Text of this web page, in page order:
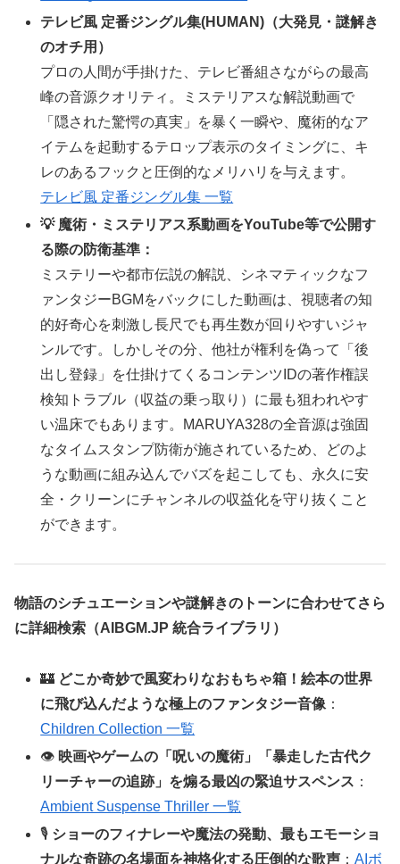
テレビ風 定番ジングル集(HUMAN)（大発見・謎解き
のオチ用）
プロの人間が手掛けた、テレビ番組さながらの最高
峰の音源クオリティ。ミステリアスな解説動画で
「隠された驚愕の真実」を暴く一瞬や、魔術的なア
イテムを起動するテロップ表示のタイミングに、キ
レのあるフックと圧倒的なメリハリを与えます。
テレビ風 定番ジングル集 一覧
💡 魔術・ミステリアス系動画をYouTube等で公開す
る際の防衛基準：
ミステリーや都市伝説の解説、シネマティックなフ
ァンタジーBGMをバックにした動画は、視聴者の知
的好奇心を刺激し長尺でも再生数が回りやすいジャ
ンルです。しかしその分、他社が権利を偽って「後
出し登録」を仕掛けてくるコンテンツIDの著作権誤
検知トラブル（収益の乗っ取り）に最も狙われやす
い温床でもあります。MARUYA328の全音源は強固
なタイムスタンプ防衛が施されているため、どのよ
うな動画に組み込んでバズを起こしても、永久に安
全・クリーンにチャンネルの収益化を守り抜くこと
ができます。
物語のシチュエーションや謎解きのトーンに合わせてさら
に詳細検索（AIBGM.JP 統合ライブラリ）
🏰 どこか奇妙で風変わりなおもちゃ箱！絵本の世界
に飛び込んだような極上のファンタジー音像 ：
Children Collection 一覧
👁️ 映画やゲームの「呪いの魔術」「暴走した古代ク
リーチャーの追跡」を煽る最凶の緊迫サスペンス ：
Ambient Suspense Thriller 一覧
🎙️ ショーのフィナレーや魔法の発動、最もエモーショ
ナルな奇跡の名場面を神格化する圧倒的な歌声 ：AIボ